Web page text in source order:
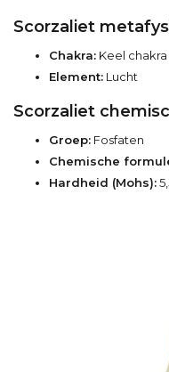
Scorzaliet
Chakra: Keel
Element: Lucht
Scorzaliet
Groep: Fosfaten
Chemische
Hardheid (Mohs):